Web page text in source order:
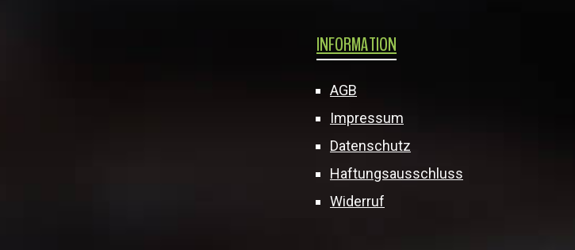
INFORMATION
AGB
Impressum
Datenschutz
Haftungsausschluss
Widerruf